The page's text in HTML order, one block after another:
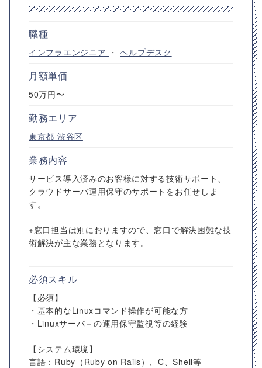
職種
インフラエンジニア ・ヘルプデスク
月額単価
50万円〜
勤務エリア
東京都 渋谷区
業務内容
サービス導入済みのお客様に対する技術サポート、
クラウドサーバ運用保守のサポートをお任せしま
す。
※窓口担当は別におりますので、窓口で解決困難な技
術解決が主な業務となります。
必須スキル
【必須】
・基本的なLinuxコマンド操作が可能な方
・Linuxサーバ－の運用保守監視等の経験
【システム環境】
言語：Ruby（Ruby on Rails）、C、Shell等